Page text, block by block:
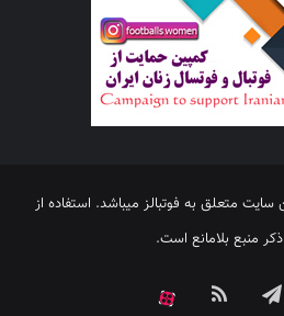
متعلق به فوتبالز میباشد. استفاده از
منبع بلامانع است.
تلگرام خوراک